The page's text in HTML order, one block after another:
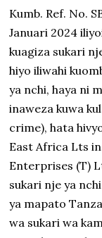
Kumb. Ref. No.
Januari 2024
kuagiza sukari
hiyo iliwahi
ya nchi, haya ni
inaweza kuwa
crime), hata
East Africa Lts
Enterprises (T)
sukari nje ya
ya mapato
wa sukari wa